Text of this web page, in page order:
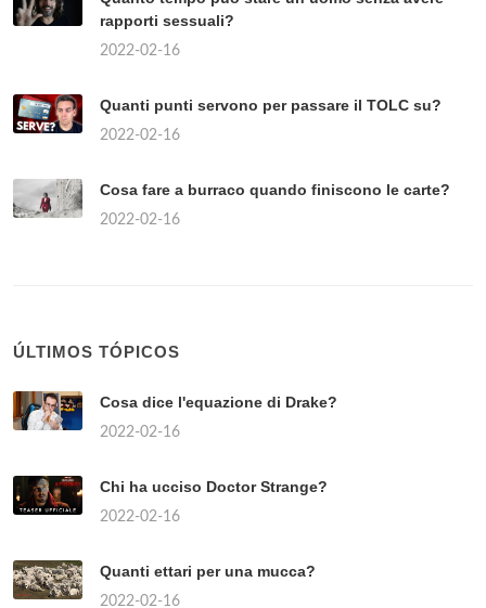
rapporti sessuali?
2022-02-16
Quanti punti servono per passare il TOLC su?
2022-02-16
Cosa fare a burraco quando finiscono le carte?
2022-02-16
ÚLTIMOS TÓPICOS
Cosa dice l'equazione di Drake?
2022-02-16
Chi ha ucciso Doctor Strange?
2022-02-16
Quanti ettari per una mucca?
2022-02-16